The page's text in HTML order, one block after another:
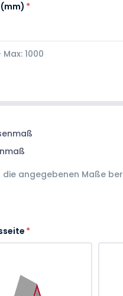
*
1000
die angegebenen Maße
*